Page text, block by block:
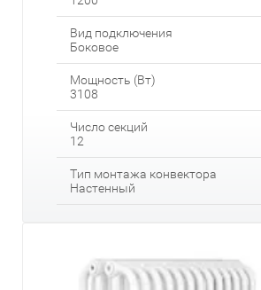
Вид подключения
Боковое
Мощность (Вт)
3108
Число секций
12
Тип монтажа конвектора
Настенный